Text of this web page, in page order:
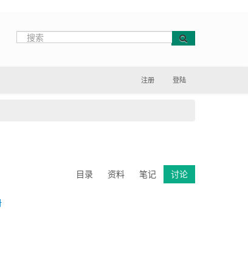
注册 登陆
讨论
笔记
资料
目录